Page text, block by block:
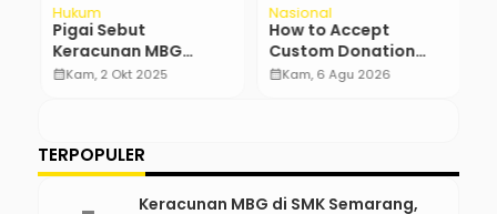
Hukum
Pigai Sebut
Keracunan MBG
Bukan Pelanggaran
calendar_monthKam, 2 Okt 2025
Nasional
How to Accept
Custom Donation
Amounts in
calendar_monthKam, 6 Agu 2026
TERPOPULER
Keracunan MBG di SMK Semarang,